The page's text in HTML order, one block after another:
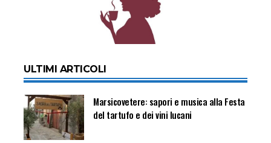
ULTIMI ARTICOLI
Marsicovetere: sapori e musica alla Festa
del tartufo e dei vini lucani